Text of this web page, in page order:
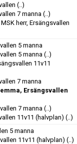
(..)
7 manna (..)
MSK herr, Ersängsvallen
5 manna
5 manna (..)
11v11
7 manna
Ersängsvallen
7 manna (..)
11v11 (halvplan) (..)
5 manna
11v11 (halvplan) (..)